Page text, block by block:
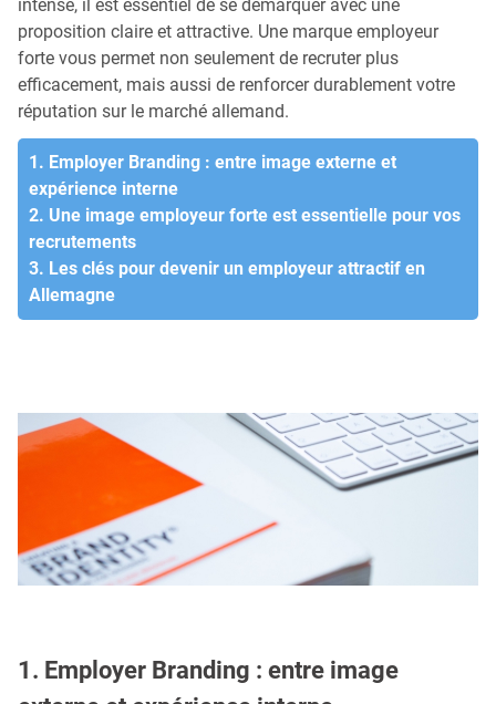
intense, il est essentiel de se démarquer avec une
proposition claire et attractive. Une marque employeur
forte vous permet non seulement de recruter plus
efficacement, mais aussi de renforcer durablement votre
réputation sur le marché allemand.
1. Employer Branding : entre image externe et
expérience interne
2. Une image employeur forte est essentielle pour vos
recrutements
3. Les clés pour devenir un employeur attractif en
Allemagne
1. Employer Branding : entre image